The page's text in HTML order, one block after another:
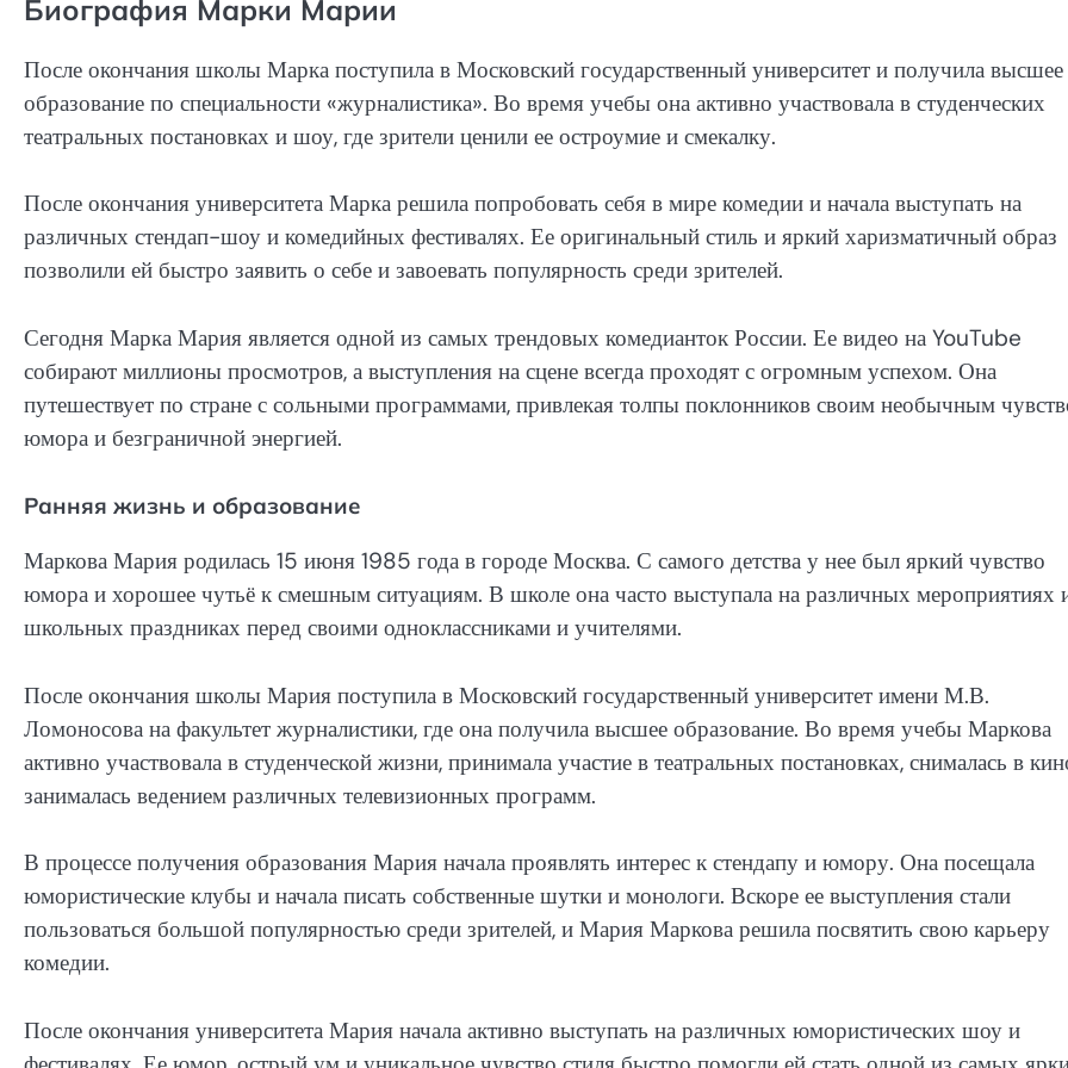
Биография Марки Марии
После окончания школы Марка поступила в Московский государственный университет и получила высшее
образование по специальности «журналистика». Во время учебы она активно участвовала в студенческих
театральных постановках и шоу, где зрители ценили ее остроумие и смекалку.
После окончания университета Марка решила попробовать себя в мире комедии и начала выступать на
различных стендап-шоу и комедийных фестивалях. Ее оригинальный стиль и яркий харизматичный образ
позволили ей быстро заявить о себе и завоевать популярность среди зрителей.
Сегодня Марка Мария является одной из самых трендовых комедианток России. Ее видео на YouTube
собирают миллионы просмотров, а выступления на сцене всегда проходят с огромным успехом. Она
путешествует по стране с сольными программами, привлекая толпы поклонников своим необычным
юмора и безграничной энергией.
Ранняя жизнь и образование
Маркова Мария родилась 15 июня 1985 года в городе Москва. С самого детства у нее был яркий чувство
юмора и хорошее чутьё к смешным ситуациям. В школе она часто выступала на различных мероприятиях
школьных праздниках перед своими одноклассниками и учителями.
После окончания школы Мария поступила в Московский государственный университет имени М.В.
Ломоносова на факультет журналистики, где она получила высшее образование. Во время учебы Маркова
активно участвовала в студенческой жизни, принимала участие в театральных постановках, снималась в
занималась ведением различных телевизионных программ.
В процессе получения образования Мария начала проявлять интерес к стендапу и юмору. Она посещала
юмористические клубы и начала писать собственные шутки и монологи. Вскоре ее выступления стали
пользоваться большой популярностью среди зрителей, и Мария Маркова решила посвятить свою карьеру
комедии.
После окончания университета Мария начала активно выступать на различных юмористических шоу и